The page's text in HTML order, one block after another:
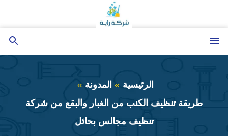
إلى
المحتوى
الرئيسية
المدونة
طريقة تنظيف الكنب من الغبار والبقع من شركة
تنظيف مجالس بحائل